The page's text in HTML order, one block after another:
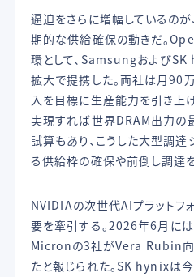
逼迫をさらに増幅しているのが
期的な供給確保の動きだ。
環として、Samsungおよび
拡大で提携した。両社は月90
入を目標に生産能力を引き上
実現すれば世界DRAM出力の
試算もあり、こうした大型調達
る供給枠の確保や前倒し調達を
NVIDIAの次世代AIプラットフ
要を牽引する。2026年6月に
Micronの3社がVera Rubin
たと報じられた。SK hynixは